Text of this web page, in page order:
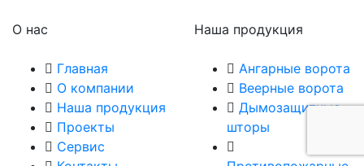
О нас
Главная
О компании
Наша продукция
Проекты
Сервис
Наша продукция
Ангарные ворота
Веерные ворота
Дымозащитные
шторы